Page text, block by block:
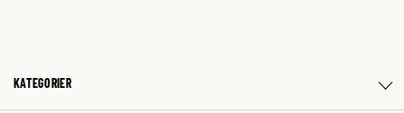
KATEGORIER